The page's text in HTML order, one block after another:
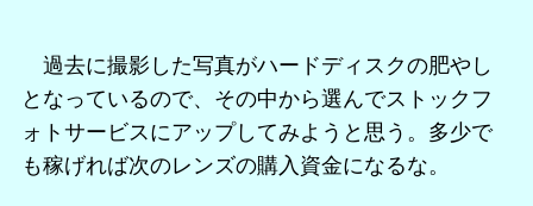
過去に撮影した写真がハードディスクの肥やし
となっているので、その中から選んでストックフ
ォトサービスにアップしてみようと思う。多少で
も稼げれば次のレンズの購入資金になるな。